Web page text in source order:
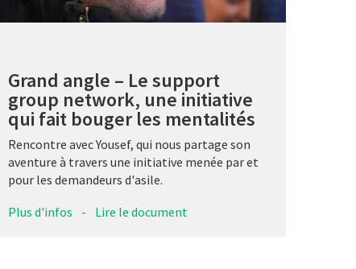
Grand angle – Le support
group network, une initiative
qui fait bouger les mentalités
Rencontre avec Yousef, qui nous partage son
aventure à travers une initiative menée par et
pour les demandeurs d'asile.
Plus d'infos
- Lire le document